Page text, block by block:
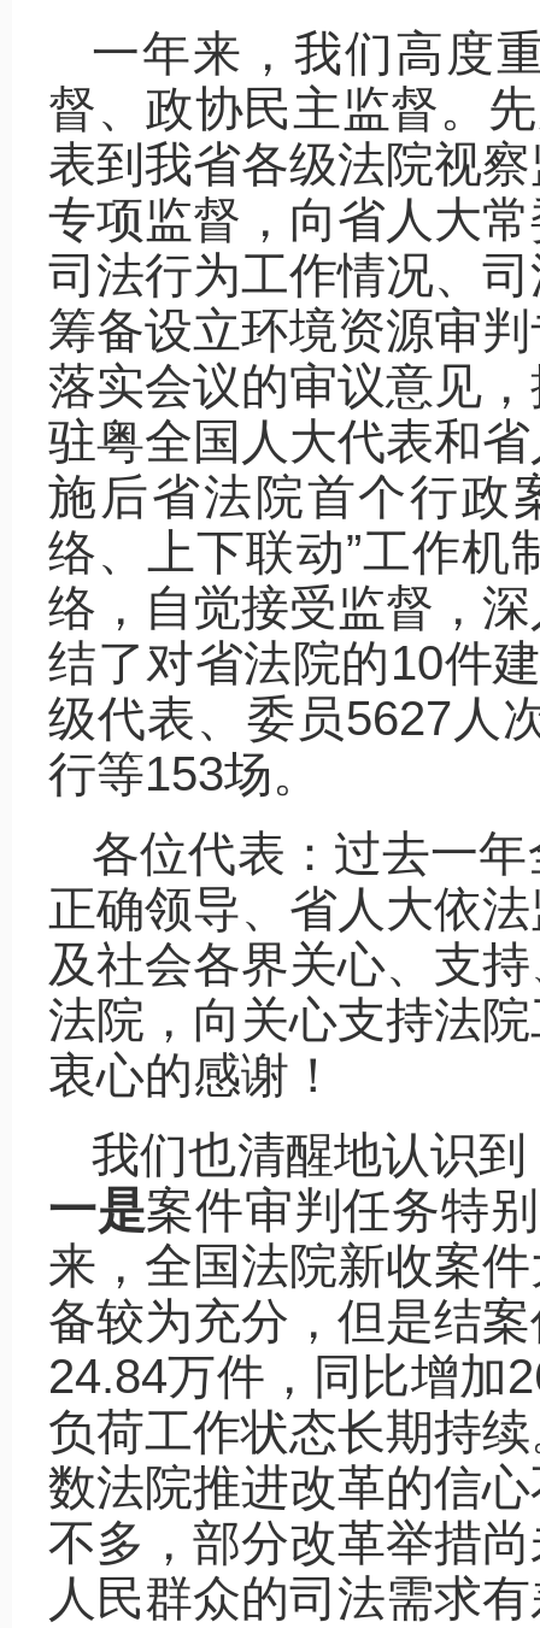
一年来，我们高度
督、政协民主监督。
表到我省各级法院视
专项监督，向省人大
司法行为工作情况、
筹备设立环境资源审
落实会议的审议意见
驻粤全国人大代表和
施后省法院首个行政
络、上下联动”工作机
络，自觉接受监督，
结了对省法院的10件
级代表、委员5627人
行等153场。
各位代表：过去一
正确领导、省人大依
及社会各界关心、支
法院，向关心支持法
衷心的感谢！
我们也清醒地认识
一是案件审判任务特
来，全国法院新收案
备较为充分，但是结
24.84万件，同比增加
负荷工作状态长期持
数法院推进改革的信
不多，部分改革举措
人民群众的司法需求